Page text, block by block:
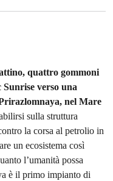
quattro gommoni
Sunrise verso una
nel Mare
sulla struttura
la corsa al petrolio in
un ecosistema così
l’umanità possa
è il primo impianto di